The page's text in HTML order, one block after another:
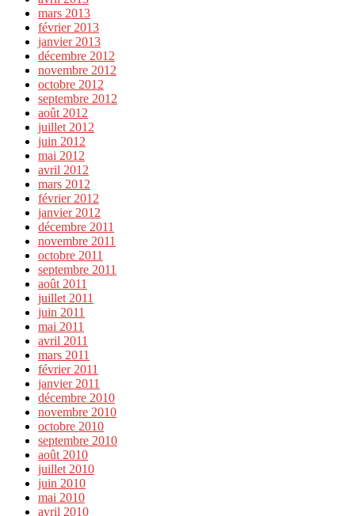
mars 2013
février 2013
janvier 2013
décembre 2012
novembre 2012
octobre 2012
septembre 2012
août 2012
juillet 2012
juin 2012
mai 2012
avril 2012
mars 2012
février 2012
janvier 2012
décembre 2011
novembre 2011
octobre 2011
septembre 2011
août 2011
juillet 2011
juin 2011
mai 2011
avril 2011
mars 2011
février 2011
janvier 2011
décembre 2010
novembre 2010
octobre 2010
septembre 2010
août 2010
juillet 2010
juin 2010
mai 2010
avril 2010